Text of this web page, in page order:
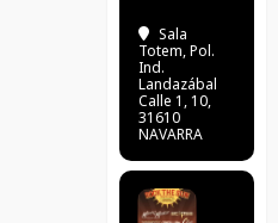
Sala
Totem, Pol.
Ind.
Landazábal
Calle 1, 10,
31610
NAVARRA